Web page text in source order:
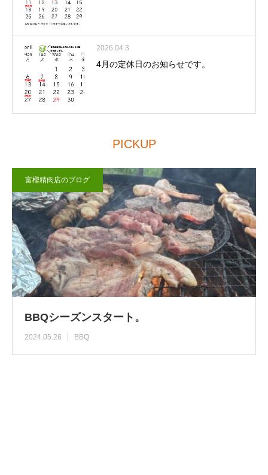
2026.04.3
4月の定休日のお知らせです。
PICKUP
富樫精肉店のブログ
BBQシーズンスタート。
2024.05.26 BBQ